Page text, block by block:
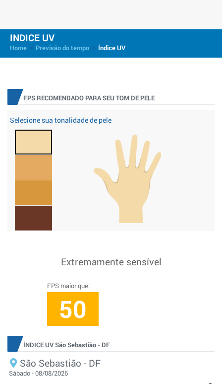
INDICE UV
Home Previsão do tempo Índice UV
FPS RECOMENDADO PARA SEU TOM DE PELE
Selecione sua tonalidade de pele
Extremamente sensível
FPS maior que:
50
ÍNDICE UV São Sebastião - DF
São Sebastião - DF
Sábado - 08/08/2026